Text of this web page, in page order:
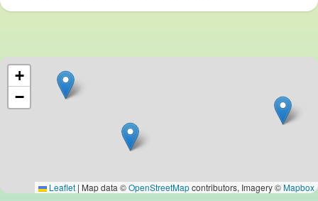
+
−
Leaflet | Map data ©OpenStreetMapcontributors, Imagery ©Mapbox